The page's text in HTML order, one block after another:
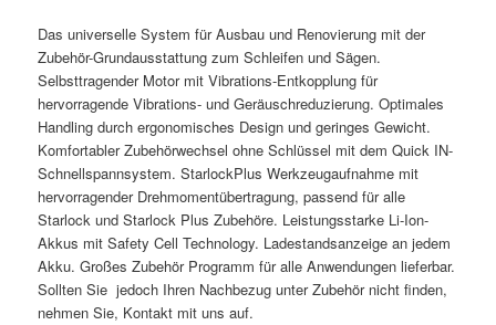
Das universelle System für Ausbau und Renovierung mit der
Zubehör-Grundausstattung zum Schleifen und Sägen.
Selbsttragender Motor mit Vibrations-Entkopplung für
hervorragende Vibrations- und Geräuschreduzierung. Optimales
Handling durch ergonomisches Design und geringes Gewicht.
Komfortabler Zubehörwechsel ohne Schlüssel mit dem Quick IN-
Schnellspannsystem. StarlockPlus Werkzeugaufnahme mit
hervorragender Drehmomentübertragung, passend für alle
Starlock und Starlock Plus Zubehöre. Leistungsstarke Li-Ion-
Akkus mit Safety Cell Technology. Ladestandsanzeige an jedem
Akku. Großes Zubehör Programm für alle Anwendungen lieferbar.
Sollten Sie jedoch Ihren Nachbezug unter Zubehör nicht finden,
nehmen Sie, Kontakt mit uns auf.